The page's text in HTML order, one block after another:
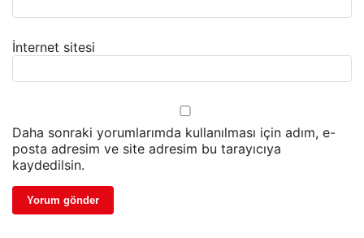
İnternet sitesi
Daha sonraki yorumlarımda kullanılması için adım, e-
posta adresim ve site adresim bu tarayıcıya
kaydedilsin.